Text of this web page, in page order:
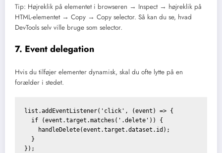
Tip: Højreklik på elementet i browseren → Inspect → højreklik på
HTML-elementet → Copy → Copy selector. Så kan du se, hvad
DevTools selv ville bruge som selector.
7. Event delegation
Hvis du tilføjer elementer dynamisk, skal du ofte lytte på en
forælder i stedet.
list.addEventListener('click', (event) => {
  if (event.target.matches('.delete')) {
    handleDelete(event.target.dataset.id);
  }
});